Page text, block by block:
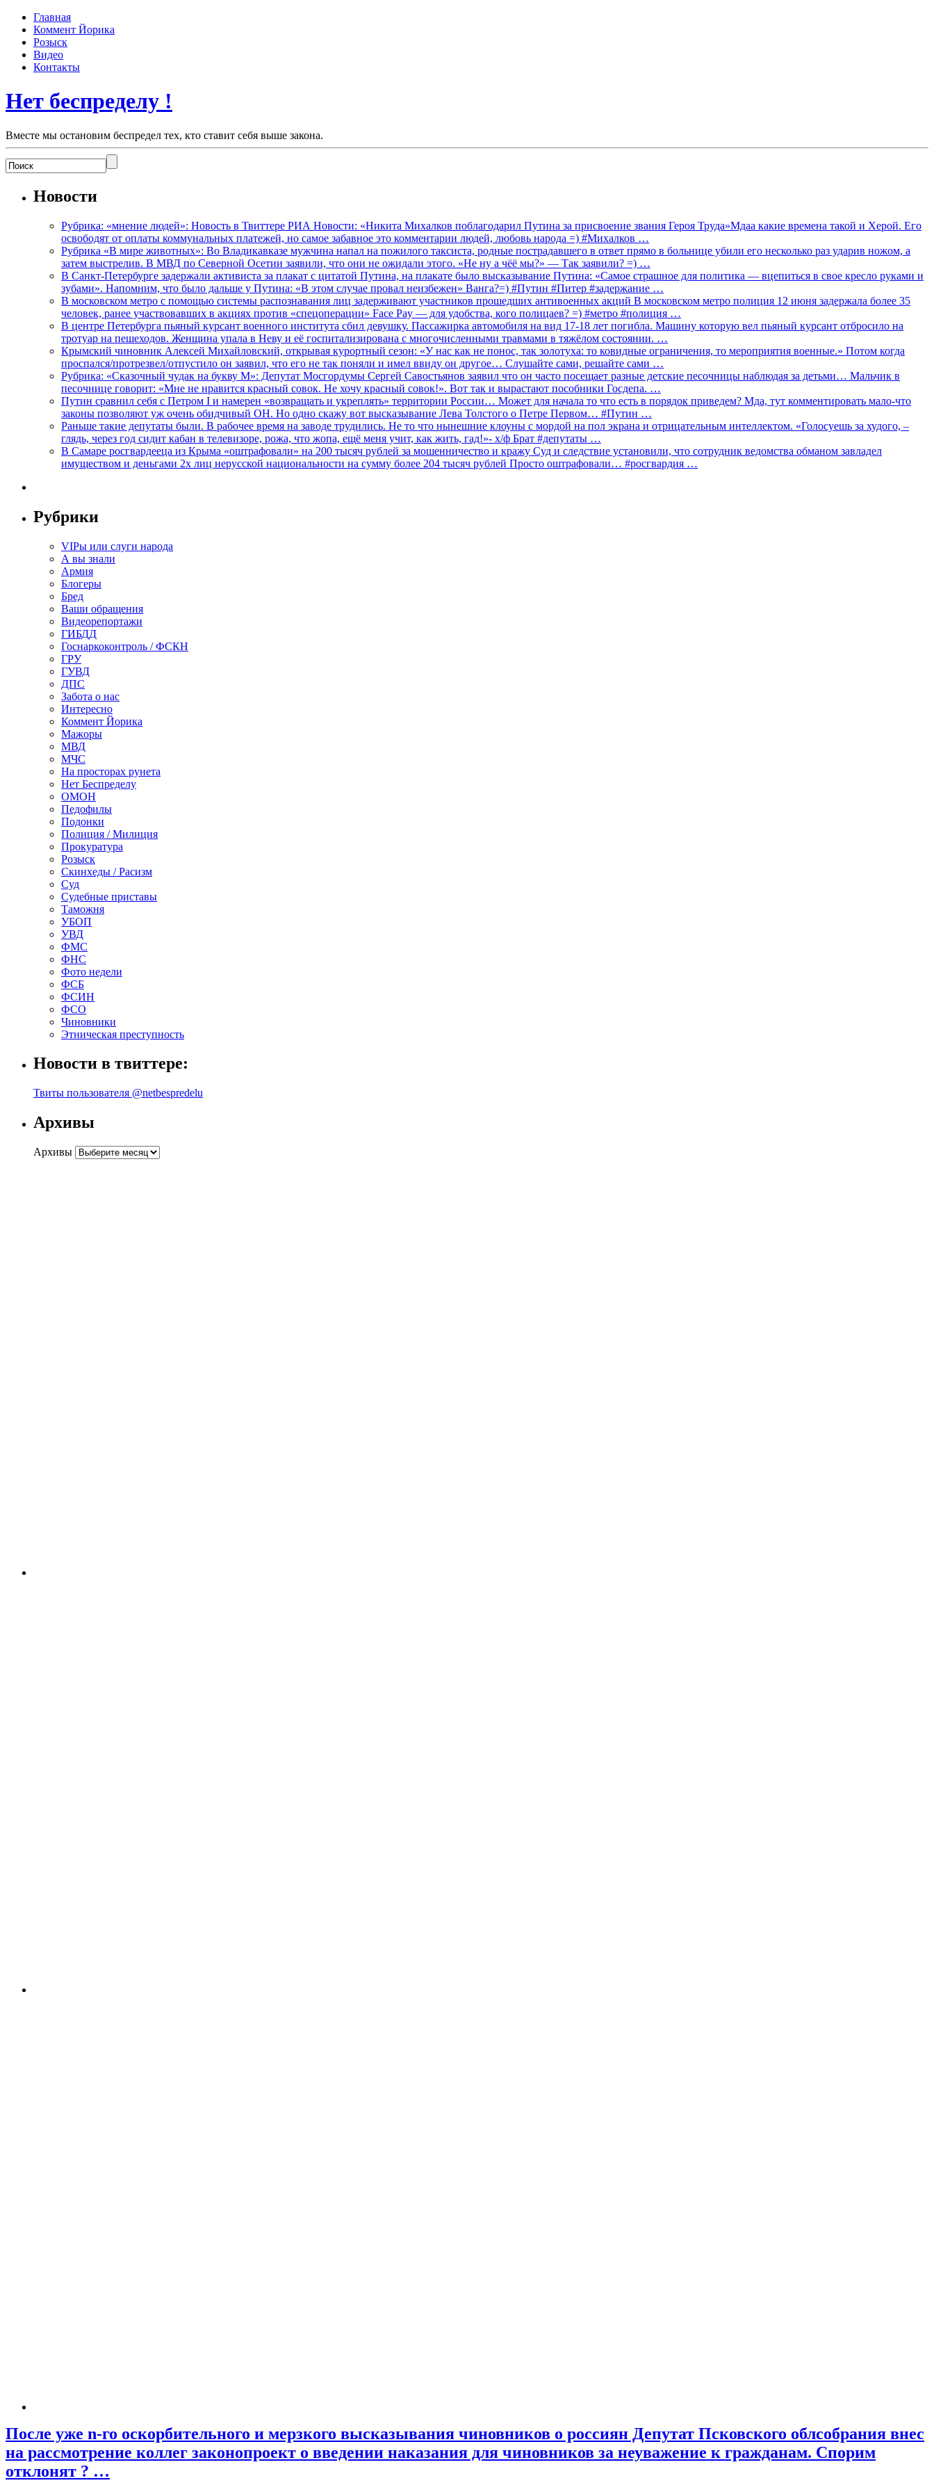
Главная
Коммент Йорика
Розыск
Видео
Контакты
Нет беспределу !
Вместе мы остановим беспредел тех, кто ставит себя выше закона.
Новости
Рубрика: «мнение людей»: Новость в Твиттере РИА Новости: «Никита Михалков поблагодарил Путина за присвоение звания Героя Труда»Мдаа какие времена такой и Херой. Его
освободят от оплаты коммунальных платежей, но самое забавное это комментарии людей, любовь народа =) #Михалков …
Рубрика «В мире животных»: Во Владикавказе мужчина напал на пожилого таксиста, родные пострадавшего в ответ прямо в больнице убили его несколько раз ударив ножом, а
затем выстрелив. В МВД по Северной Осетии заявили, что они не ожидали этого. «Не ну а чёё мы?» — Так заявили? =) …
В Санкт-Петербурге задержали активиста за плакат с цитатой Путина, на плакате было высказывание Путина: «Самое страшное для политика — вцепиться в свое кресло руками и
зубами». Напомним, что было дальше у Путина: «В этом случае провал неизбежен» Ванга?=) #Путин #Питер #задержание …
В московском метро с помощью системы распознавания лиц задерживают участников прошедших антивоенных акций В московском метро полиция 12 июня задержала более 35
человек, ранее участвовавших в акциях против «спецоперации» Face Pay — для удобства, кого полицаев? =) #метро #полиция …
В центре Петербурга пьяный курсант военного института сбил девушку. Пассажирка автомобиля на вид 17-18 лет погибла. Машину которую вел пьяный курсант отбросило на
тротуар на пешеходов. Женщина упала в Неву и её госпитализирована с многочисленными травмами в тяжёлом состоянии. …
Крымский чиновник Алексей Михайловский, открывая курортный сезон: «У нас как не понос, так золотуха: то ковидные ограничения, то мероприятия военные.» Потом когда
проспался/протрезвел/отпустило он заявил, что его не так поняли и имел ввиду он другое… Слушайте сами, решайте сами …
Рубрика: «Сказочный чудак на букву М»: Депутат Мосгордумы Сергей Савостьянов заявил что он часто посещает разные детские песочницы наблюдая за детьми… Мальчик в
песочнице говорит: «Мне не нравится красный совок. Не хочу красный совок!». Вот так и вырастают пособники Госдепа. …
Путин сравнил себя с Петром I и намерен «возвращать и укреплять» территории России… Может для начала то что есть в порядок приведем? Мда, тут комментировать мало-что
законы позволяют уж очень обидчивый ОН. Но одно скажу вот высказывание Лева Толстого о Петре Первом… #Путин …
Раньше такие депутаты были. В рабочее время на заводе трудились. Не то что нынешние клоуны с мордой на пол экрана и отрицательным интеллектом. «Голосуешь за худого, –
глядь, через год сидит кабан в телевизоре, рожа, что жопа, ещё меня учит, как жить, гад!»- х/ф Брат #депутаты …
В Самаре росгвардееца из Крыма «оштрафовали» на 200 тысяч рублей за мошенничество и кражу Суд и следствие установили, что сотрудник ведомства обманом завладел
имуществом и деньгами 2х лиц нерусской национальности на сумму более 204 тысяч рублей Просто оштрафовали… #росгвардия …
Рубрики
VIPы или слуги народа
А вы знали
Армия
Блогеры
Бред
Ваши обращения
Видеорепортажи
ГИБДД
Госнаркоконтроль / ФСКН
ГРУ
ГУВД
ДПС
Забота о нас
Интересно
Коммент Йорика
Мажоры
МВД
МЧС
На просторах рунета
Нет Беспределу
ОМОН
Педофилы
Подонки
Полиция / Милиция
Прокуратура
Розыск
Скинхеды / Расизм
Суд
Судебные приставы
Таможня
УБОП
УВД
ФМС
ФНС
Фото недели
ФСБ
ФСИН
ФСО
Чиновники
Этническая преступность
Новости в твиттере:
Твиты пользователя @netbespredelu
Архивы
Архивы
После уже n-го оскорбительного и мерзкого высказывания чиновников о россиян Депутат Псковского облсобрания внес
на рассмотрение коллег законопроект о введении наказания для чиновников за неуважение к гражданам. Спорим
отклонят ? …